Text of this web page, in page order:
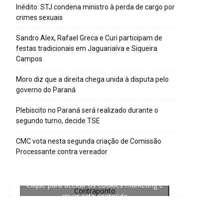
Inédito: STJ condena ministro à perda de cargo por
crimes sexuais
Sandro Alex, Rafael Greca e Curi participam de
festas tradicionais em Jaguariaíva e Siqueira
Campos
Moro diz que a direita chega unida à disputa pelo
governo do Paraná
Plebiscito no Paraná será realizado durante o
segundo turno, decide TSE
CMC vota nesta segunda criação de Comissão
Processante contra vereador
Contraponto
Clique para aceitar os cookies marketing e
ativar este conteúdo